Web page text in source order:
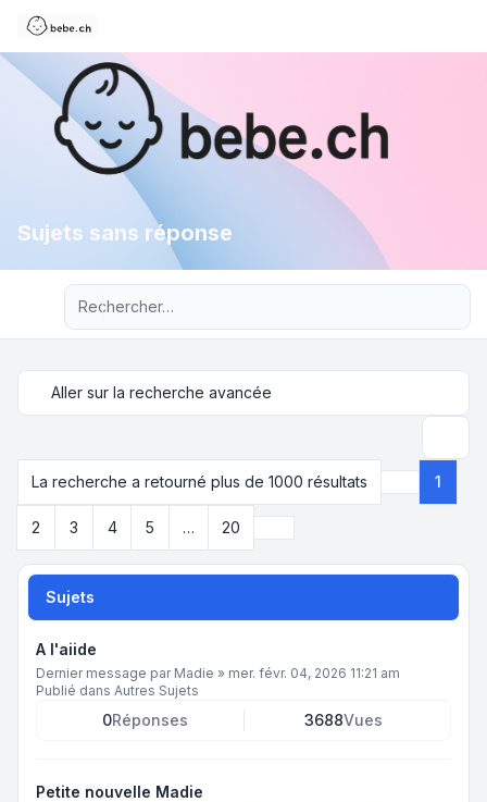
Sujets sans réponse
Recherche avancée
Aller sur la recherche avancée
La recherche a retourné plus de 1000 résultats
Page 1
1
2 3 4 5 … 20
Sujets
A l'aiide
Dernier message par Madie » mer. févr. 04, 2026 11:21 am
Publié dans Autres Sujets
0Réponses 3688Vues
Petite nouvelle Madie